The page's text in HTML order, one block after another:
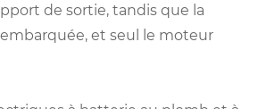
de sortie, tandis que la
et seul le moteur